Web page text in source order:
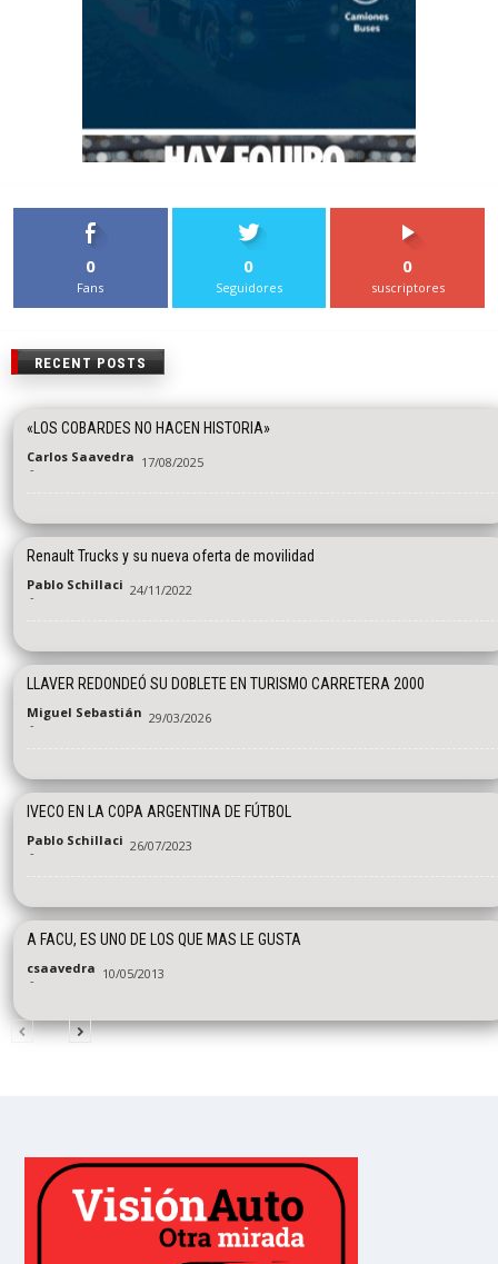
0
Fans
0
Seguidores
0
suscriptores
RECENT POSTS
«LOS COBARDES NO HACEN HISTORIA»
Carlos Saavedra
- 17/08/2025
Renault Trucks y su nueva oferta de movilidad
Pablo Schillaci
- 24/11/2022
LLAVER REDONDEÓ SU DOBLETE EN TURISMO CARRETERA 2000
Miguel Sebastián
- 29/03/2026
IVECO EN LA COPA ARGENTINA DE FÚTBOL
Pablo Schillaci
- 26/07/2023
A FACU, ES UNO DE LOS QUE MAS LE GUSTA
csaavedra
- 10/05/2013